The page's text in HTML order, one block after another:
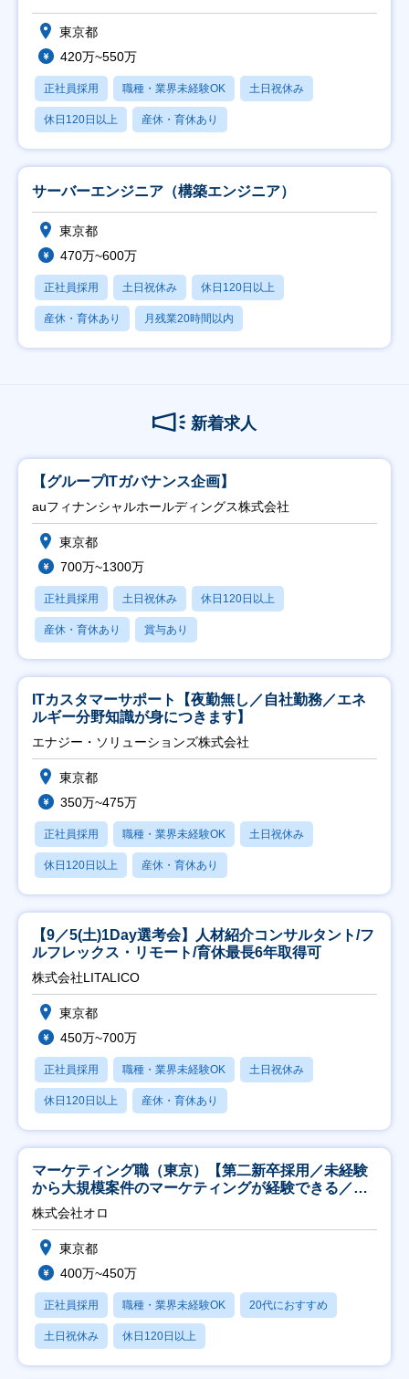
東京都
420万~550万
正社員採用 職種・業界未経験OK 土日祝休み
休日120日以上 産休・育休あり
サーバーエンジニア（構築エンジニア）
東京都
470万~600万
正社員採用 土日祝休み 休日120日以上
産休・育休あり 月残業20時間以内
新着求人
【グループITガバナンス企画】
auフィナンシャルホールディングス株式会社
東京都
700万~1300万
正社員採用 土日祝休み 休日120日以上
産休・育休あり 賞与あり
ITカスタマーサポート【夜勤無し／自社勤務／エネ
ルギー分野知識が身につきます】
エナジー・ソリューションズ株式会社
東京都
350万~475万
正社員採用 職種・業界未経験OK 土日祝休み
休日120日以上 産休・育休あり
【9／5(土)1Day選考会】人材紹介コンサルタント/フ
ルフレックス・リモート/育休最長6年取得可
株式会社LITALICO
東京都
450万~700万
正社員採用 職種・業界未経験OK 土日祝休み
休日120日以上 産休・育休あり
マーケティング職（東京）【第二新卒採用／未経験
から大規模案件のマーケティングが経験できる／研
修充実】
株式会社オロ
東京都
400万~450万
正社員採用 職種・業界未経験OK 20代におすすめ
土日祝休み 休日120日以上